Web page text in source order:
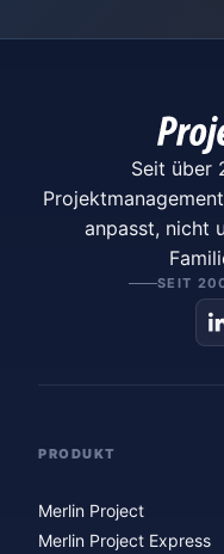
Seit über
anpasst, nicht
SEIT
PRODUKT
Merlin Project
Merlin Project Express